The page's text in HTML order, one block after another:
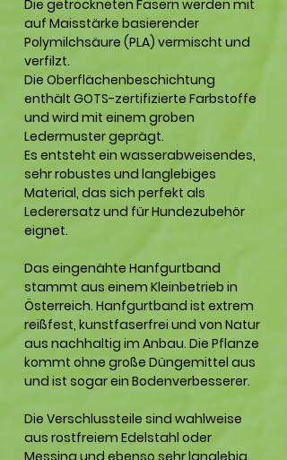
Die getrockneten Fasern werden mit
auf Maisstärke basierender
Polymilchsäure (PLA) vermischt und
verfilzt.
Die Oberflächenbeschichtung
enthält GOTS-zertifizierte Farbstoffe
und wird mit einem groben
Ledermuster geprägt.
Es entsteht ein wasserabweisendes,
sehr robustes und langlebiges
Material, das sich perfekt als
Lederersatz und für Hundezubehör
eignet.
Das eingenähte Hanfgurtband
stammt aus einem Kleinbetrieb in
Österreich. Hanfgurtband ist extrem
reißfest, kunstfaserfrei und von Natur
aus nachhaltig im Anbau. Die Pflanze
kommt ohne große Düngemittel aus
und ist sogar ein Bodenverbesserer.
Die Verschlussteile sind wahlweise
aus rostfreiem Edelstahl oder